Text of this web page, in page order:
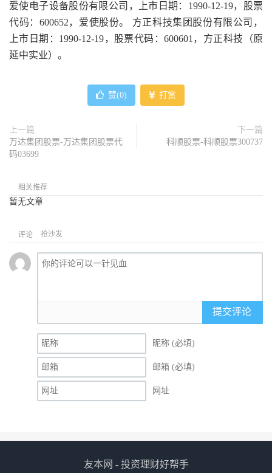
爱使电子设备股份有限公司，上市日期：1990-12-19，股票
代码：600652，爱使股份。 方正科技集团股份有限公司，
上市日期：1990-12-19，股票代码：600601，方正科技（原
延中实业）。
赞(0) 打赏
上一篇
万达集团股票-万达集团股票代
码03699
下一篇
科顺股票-科顺股票300737
相关推荐
暂无文章
评论 抢沙发
提交评论
昵称 (必填)
邮箱 (必填)
网址
友本网 - 投资理财好帮手